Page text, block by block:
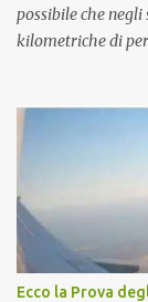
possibile che
kilometriche di
Vaccino come: l'
andava bene
l'articolo per
Ecco la Prova